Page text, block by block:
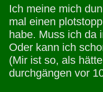
Ich meine mich
mal einen
habe. Muss ich da
Oder kann ich
(Mir ist so, als
durchgängen vor